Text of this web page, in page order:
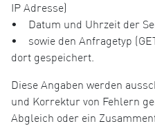
IP Adresse)
• Datum und Uhrzeit der
• sowie den Anfragetyp
dort gespeichert.
Diese Angaben werden
und Korrektur von Fehlern
Abgleich oder ein